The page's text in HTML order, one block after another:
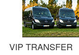
VIP TRANSFER